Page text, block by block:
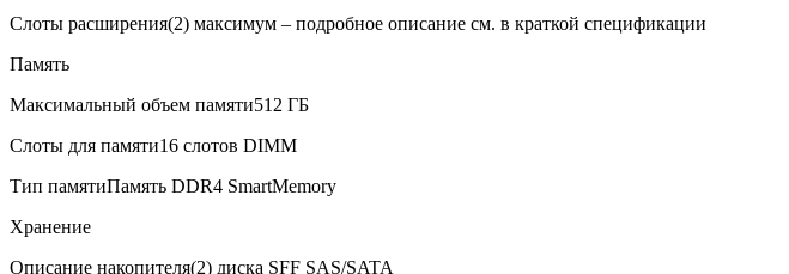
Оплата и доставка
Слоты расширения(2) максимум – подробное описание см. в краткой спецификации
Память
Максимальный объем памяти512 ГБ
Слоты для памяти16 слотов DIMM
Тип памятиПамять DDR4 SmartMemory
Хранение
Описание накопителя(2) диска SFF SAS/SATA